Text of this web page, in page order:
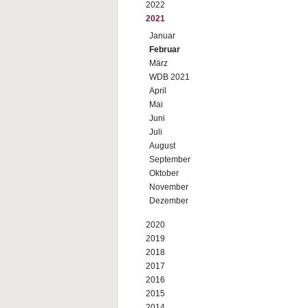
2022
2021
Januar
Februar
März
WDB 2021
April
Mai
Juni
Juli
August
September
Oktober
November
Dezember
2020
2019
2018
2017
2016
2015